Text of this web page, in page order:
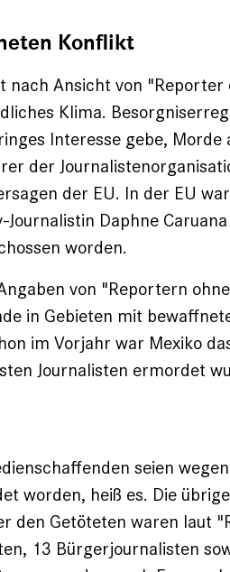
Konflikt
nach Ansicht von "Reporter
Klima.
Interesse gebe, Morde
der
der EU. In der EU
Daphne
worden.
von "Reportern
in Gebieten mit
im Vorjahr war Mexiko
Journalisten ermordet
seien
worden, heiß es. Die
den Getöteten waren laut
13 Bürgerjournalisten